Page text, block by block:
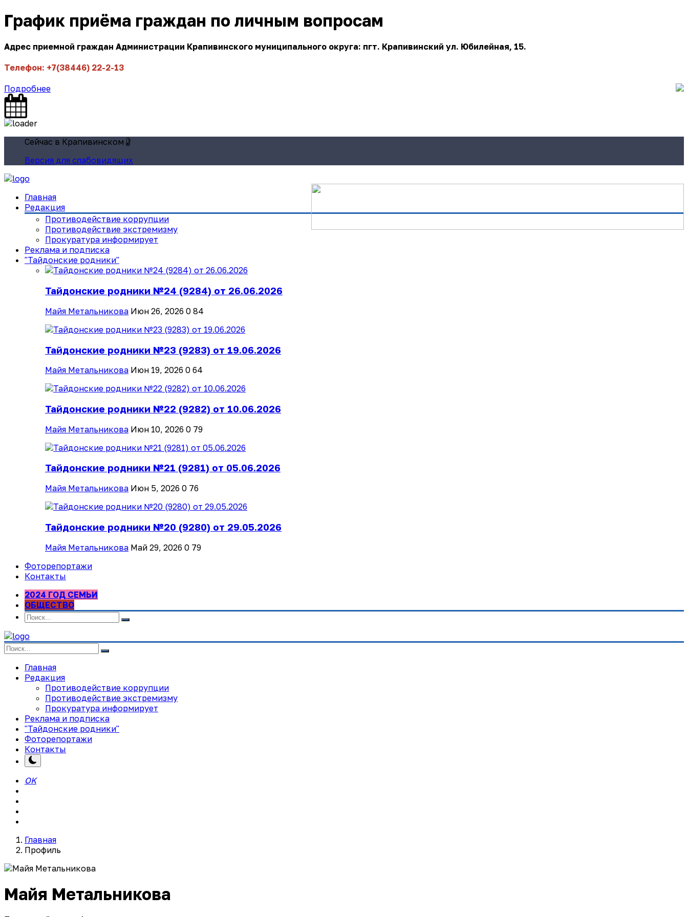
График приёма граждан по личным вопросам
Адрес приемной граждан Администрации Крапивинского муниципального округа: пгт. Крапивинский ул. Юбилейная, 15.
Телефон: +7(38446) 22-2-13
Подробнее
Сейчас в Крапивинском
Версия для слабовидящих
Главная
Редакция
Противодействие коррупции
Противодействие экстремизму
Прокуратура информирует
Реклама и подписка
"Тайдонские родники"
Тайдонские родники №24 (9284) от 26.06.2026
Майя Метальникова Июн 26, 2026 0 84
Тайдонские родники №23 (9283) от 19.06.2026
Майя Метальникова Июн 19, 2026 0 64
Тайдонские родники №22 (9282) от 10.06.2026
Майя Метальникова Июн 10, 2026 0 79
Тайдонские родники №21 (9281) от 05.06.2026
Майя Метальникова Июн 5, 2026 0 76
Тайдонские родники №20 (9280) от 29.05.2026
Майя Метальникова Май 29, 2026 0 79
Фоторепортажи
Контакты
2024 ГОД СЕМЬИ
ОБЩЕСТВО
Главная
Редакция
Противодействие коррупции
Противодействие экстремизму
Прокуратура информирует
Реклама и подписка
"Тайдонские родники"
Фоторепортажи
Контакты
OK
Главная
Профиль
Майя Метальникова